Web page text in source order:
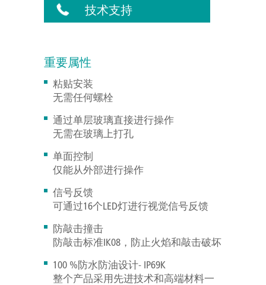
技术支持
重要属性
粘贴安装
无需任何螺栓
通过单层玻璃直接进行操作
无需在玻璃上打孔
单面控制
仅能从外部进行操作
信号反馈
可通过16个LED灯进行视觉信号反馈
防敲击撞击
防敲击标准IK08，防止火焰和敲击破坏
100 %防水防油设计- IP69K
整个产品采用先进技术和高端材料一